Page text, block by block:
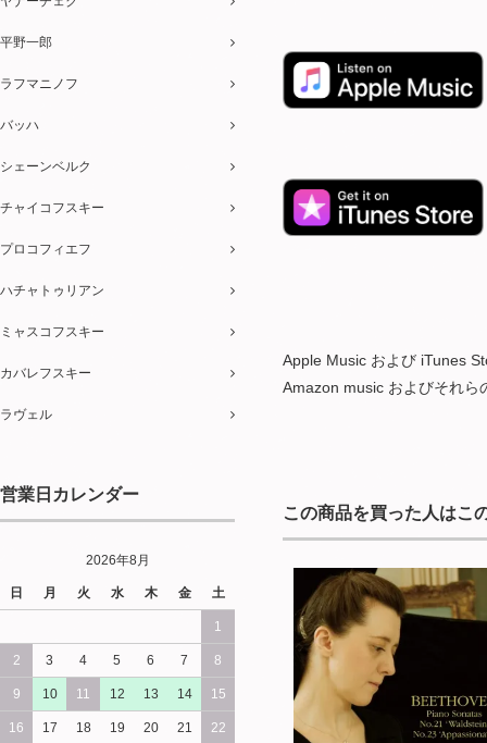
平野一郎
ラフマニノフ
バッハ
シェーンベルク
チャイコフスキー
プロコフィエフ
ハチャトゥリアン
ミャスコフスキー
カバレフスキー
ラヴェル
営業日カレンダー
2026年8月
日 月 火 水 木 金 土
1
2 3 4 5 6 7 8
9 10 11 12 13 14 15
16 17 18 19 20 21 22
Apple Music および iTunes
Amazon music およびそれら
この商品を買った人はこ